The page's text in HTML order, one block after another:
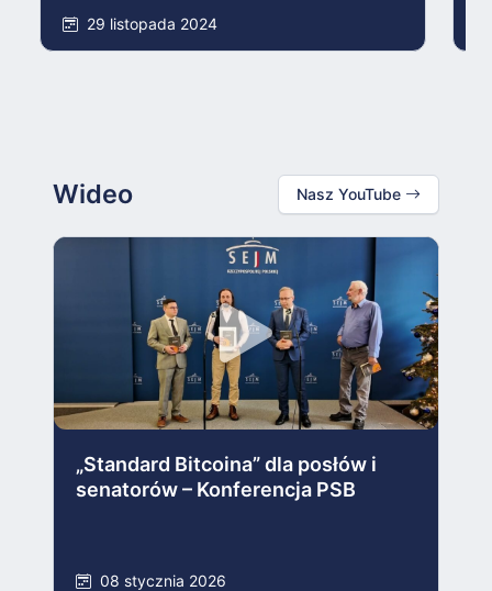
29 listopada 2024
Wideo Nasz YouTube
„Standard Bitcoina” dla posłów i
senatorów – Konferencja PSB
08 stycznia 2026